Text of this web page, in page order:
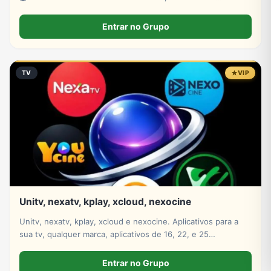
Entrar no Grupo
TV VIP
Unitv, nexatv, kplay, xcloud, nexocine
Unitv, nexatv, kplay, xcloud e nexocine. Aplicativos para a
sua tv, qualquer marca, aplicativos de 16, 22, e 25
Entrar no Grupo